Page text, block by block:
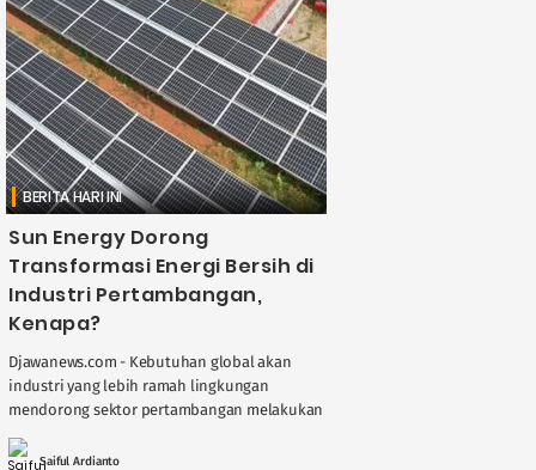
BERITA HARI INI
Sun Energy Dorong
Transformasi Energi Bersih di
Industri Pertambangan,
Kenapa?
Djawanews.com - Kebutuhan global akan
industri yang lebih ramah lingkungan
mendorong sektor pertambangan melakukan
yang selama ini identik dengan konsumsi
Saiful Ardianto